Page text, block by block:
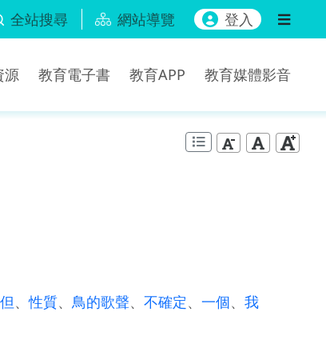
全站搜尋 網站導覽 登入
源 教育電子書 教育APP 教育媒體影音
但、性質、 鳥的歌聲、 不確定、 一個、 我